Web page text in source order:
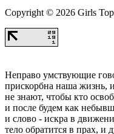
Copyright © 2026 Girls Top
Неправо умствующие
прискорбна наша жизнь,
не знают, чтобы кто
и после будем как
и слово - искра в
тело обратится в прах, и